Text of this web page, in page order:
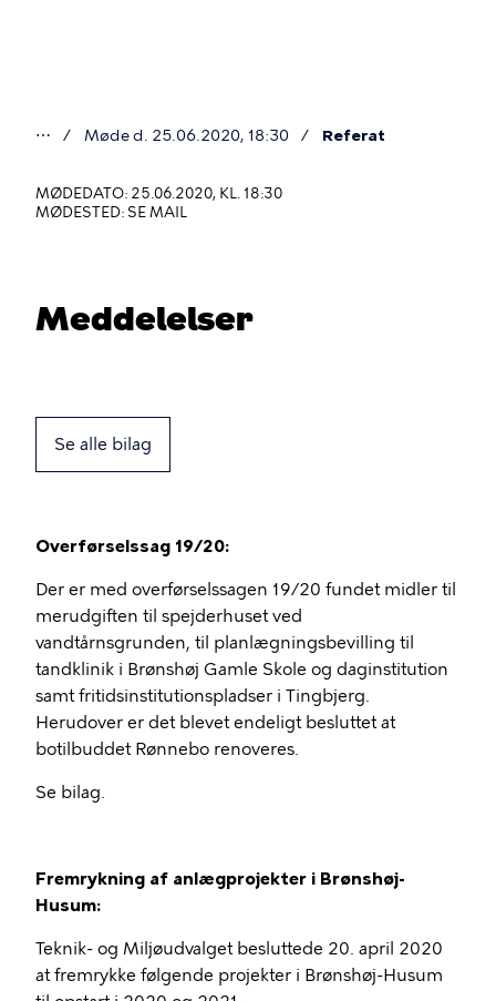
er
her
⋯ Møde d. 25.06.2020, 18:30 Referat
MØDEDATO: 25.06.2020, KL. 18:30
MØDESTED: SE MAIL
Meddelelser
Se alle bilag
Overførselssag 19/20:
Der er med overførselssagen 19/20 fundet midler til
merudgiften til spejderhuset ved
vandtårnsgrunden, til planlægningsbevilling til
tandklinik i Brønshøj Gamle Skole og daginstitution
samt fritidsinstitutionspladser i Tingbjerg.
Herudover er det blevet endeligt besluttet at
botilbuddet Rønnebo renoveres.
Se bilag.
Fremrykning af anlægprojekter i Brønshøj-
Husum:
Teknik- og Miljøudvalget besluttede 20. april 2020
at fremrykke følgende projekter i Brønshøj-Husum